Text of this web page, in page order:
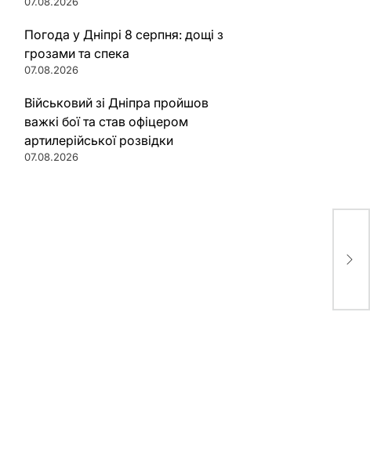
Погода у Дніпрі 8 серпня: дощі з
грозами та спека
07.08.2026
Військовий зі Дніпра пройшов
важкі бої та став офіцером
артилерійської розвідки
07.08.2026